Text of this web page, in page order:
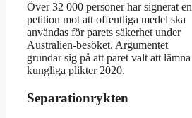
Över 32 000 personer har signerat en
petition mot att offentliga medel ska
användas för parets säkerhet under
Australien-besöket. Argumentet
grundar sig på att paret valt att lämna
kungliga plikter 2020.
Separationrykten